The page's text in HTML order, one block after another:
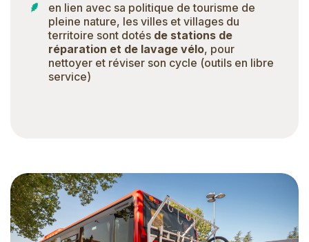
en lien avec sa politique de tourisme de
pleine nature, les villes et villages du
territoire sont dotés de stations de
réparation et de lavage vélo, pour
nettoyer et réviser son cycle (outils en libre
service)